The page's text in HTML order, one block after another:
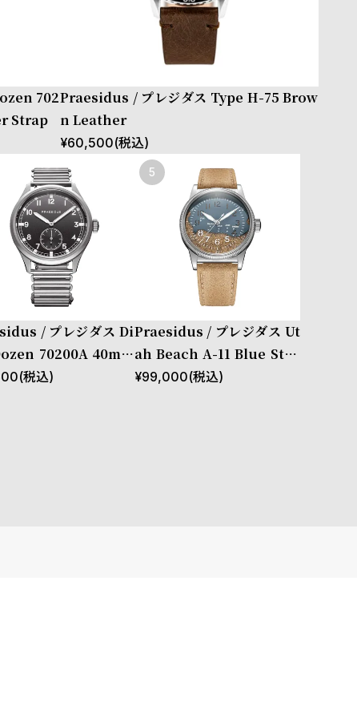
702
Strap
Praesidus / プレジダス Type H-75 Brow
n Leather
¥60,500(税込)
/ プレジダス Di
70200A 40mm
Bonklip
(税込)
Praesidus / プレジダス Ut
ah Beach A-11 Blue Stee
l Rock Leather
¥99,000(税込)